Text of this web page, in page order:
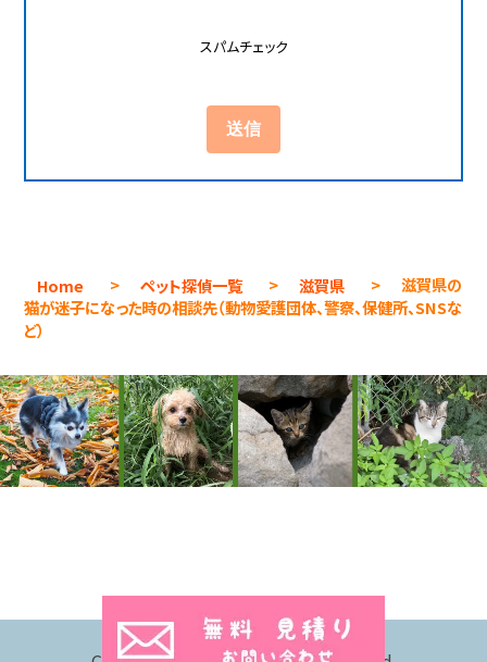
スパムチェック
Home > ペット探偵一覧 > 滋賀県 >
滋賀県の
猫が迷子になった時の相談先（動物愛護団体、警察、保健所、SNSな
ど）